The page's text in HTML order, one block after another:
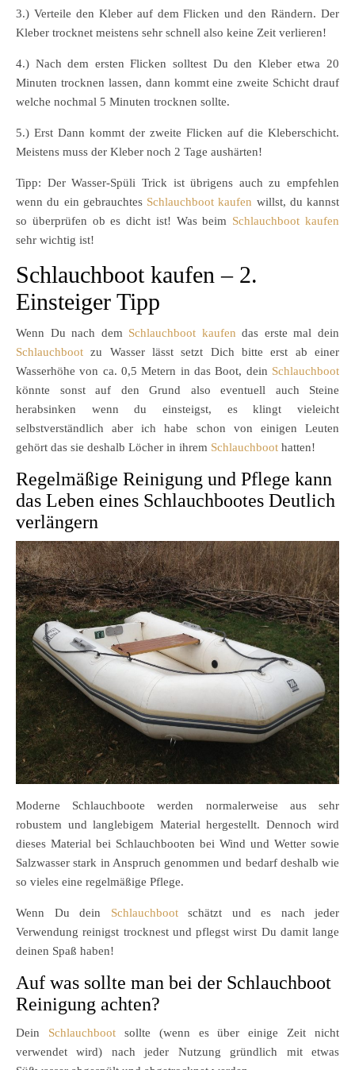
3.) Verteile den Kleber auf dem Flicken und den Rändern. Der
Kleber trocknet meistens sehr schnell also keine Zeit verlieren!
4.) Nach dem ersten Flicken solltest Du den Kleber etwa 20
Minuten trocknen lassen, dann kommt eine zweite Schicht drauf
welche nochmal 5 Minuten trocknen sollte.
5.) Erst Dann kommt der zweite Flicken auf die Kleberschicht.
Meistens muss der Kleber noch 2 Tage aushärten!
Tipp: Der Wasser-Spüli Trick ist übrigens auch zu empfehlen
wenn du ein gebrauchtes Schlauchboot kaufen willst, du kannst
so überprüfen ob es dicht ist! Was beim Schlauchboot kaufen
sehr wichtig ist!
Schlauchboot kaufen – 2.
Einsteiger Tipp
Wenn Du nach dem Schlauchboot kaufen das erste mal dein
Schlauchboot zu Wasser lässt setzt Dich bitte erst ab einer
Wasserhöhe von ca. 0,5 Metern in das Boot, dein Schlauchboot
könnte sonst auf den Grund also eventuell auch Steine
herabsinken wenn du einsteigst, es klingt vieleicht
selbstverständlich aber ich habe schon von einigen Leuten
gehört das sie deshalb Löcher in ihrem Schlauchboot hatten!
Regelmäßige Reinigung und Pflege kann
das Leben eines Schlauchbootes Deutlich
verlängern
Moderne Schlauchboote werden normalerweise aus sehr
robustem und langlebigem Material hergestellt. Dennoch wird
dieses Material bei Schlauchbooten bei Wind und Wetter sowie
Salzwasser stark in Anspruch genommen und bedarf deshalb wie
so vieles eine regelmäßige Pflege.
Wenn Du dein Schlauchbootschätzt und es nach jeder
Verwendung reinigst trocknest und pflegst wirst Du damit lange
deinen Spaß haben!
Auf was sollte man bei der Schlauchboot
Reinigung achten?
Dein Schlauchbootsollte (wenn es über einige Zeit nicht
verwendet wird) nach jeder Nutzung gründlich mit etwas